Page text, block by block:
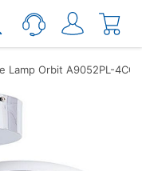
Orbit A9052PL-4CC